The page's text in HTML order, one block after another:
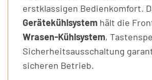
erstklassigen Bedienkomfort.
Gerätekühlsystem hält die
Wrasen-Kühlsystem,
Sicherheitsausschaltung
sicheren Betrieb.